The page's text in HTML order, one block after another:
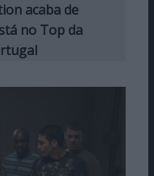
acaba de
no Top da